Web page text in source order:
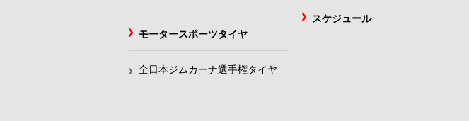
スケジュール
モータースポーツタイヤ
全日本ジムカーナ選手権タイヤ